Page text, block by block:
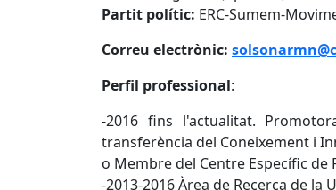
Partit polític: ERC-Sumem-
Correu electrònic:
Perfil professional:
-2016 fins l'actualitat.
transferència del Coneixement i
o Membre del Centre Específic de
-2013-2016 Àrea de Recerca de la